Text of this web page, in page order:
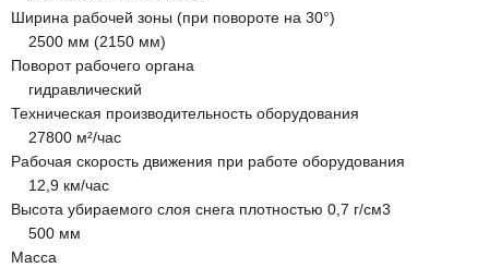
Ширина рабочей зоны (при повороте на 30°)
2500 мм (2150 мм)
Поворот рабочего органа
гидравлический
Техническая производительность оборудования
27800 м²/час
Рабочая скорость движения при работе оборудования
12,9 км/час
Высота убираемого слоя снега плотностью 0,7 г/см3
500 мм
Масса